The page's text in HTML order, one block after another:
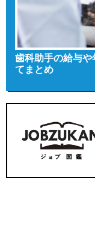
歯科助手の給与
てまとめ